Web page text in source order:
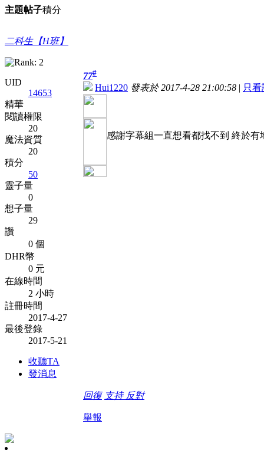
主題帖子積分
二科生【H班】
UID
14653
精華
閱讀權限
20
魔法資質
20
積分
50
靈子量
0
想子量
29
讚
0 個
DHR幣
0 元
在線時間
2 小時
註冊時間
2017-4-27
最後登錄
2017-5-21
收聽TA
發消息
77#
Hui1220 發表於 2017-4-28 21:00:58 | 只
感謝字幕組一直想看都找不到 終於有
回復 支持 反對
舉報